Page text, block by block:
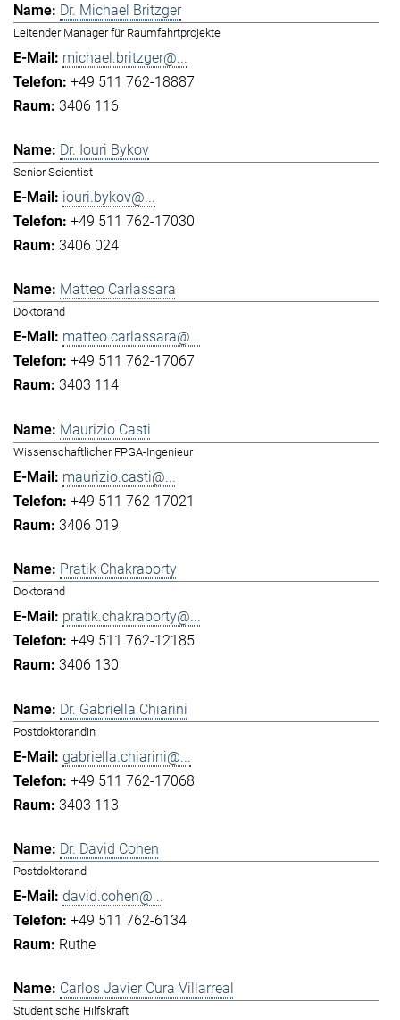
Dr. Michael Britzger
Leitender Manager für Raumfahrtprojekte
michael.britzger@...
+49 511 762-18887
3406 116
Dr. Iouri Bykov
Senior Scientist
iouri.bykov@...
+49 511 762-17030
3406 024
Matteo Carlassara
Doktorand
matteo.carlassara@...
+49 511 762-17067
3403 114
Maurizio Casti
Wissenschaftlicher FPGA-Ingenieur
maurizio.casti@...
+49 511 762-17021
3406 019
Pratik Chakraborty
Doktorand
pratik.chakraborty@...
+49 511 762-12185
3406 130
Dr. Gabriella Chiarini
Postdoktorandin
gabriella.chiarini@...
+49 511 762-17068
3403 113
Dr. David Cohen
Postdoktorand
david.cohen@...
+49 511 762-6134
Ruthe
Carlos Javier Cura Villarreal
Studentische Hilfskraft